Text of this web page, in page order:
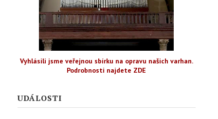
Vyhlásili jsme veřejnou sbírku na opravu našich varhan.
Podrobnosti najdete ZDE
UDÁLOSTI